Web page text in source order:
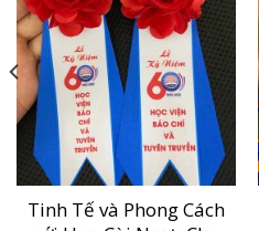
Tinh Tế và Phong Cách